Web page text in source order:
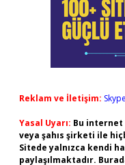
Reklam ve İletişim:
Yasal Uyarı: Bu
veya şahıs şirketi ile
Sitede yalnızca kendi
paylaşılmaktadır.